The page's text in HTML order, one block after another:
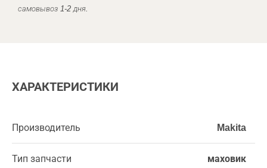
самовывоз 1-2 дня.
ХАРАКТЕРИСТИКИ
Производитель Makita
Тип запчасти маховик